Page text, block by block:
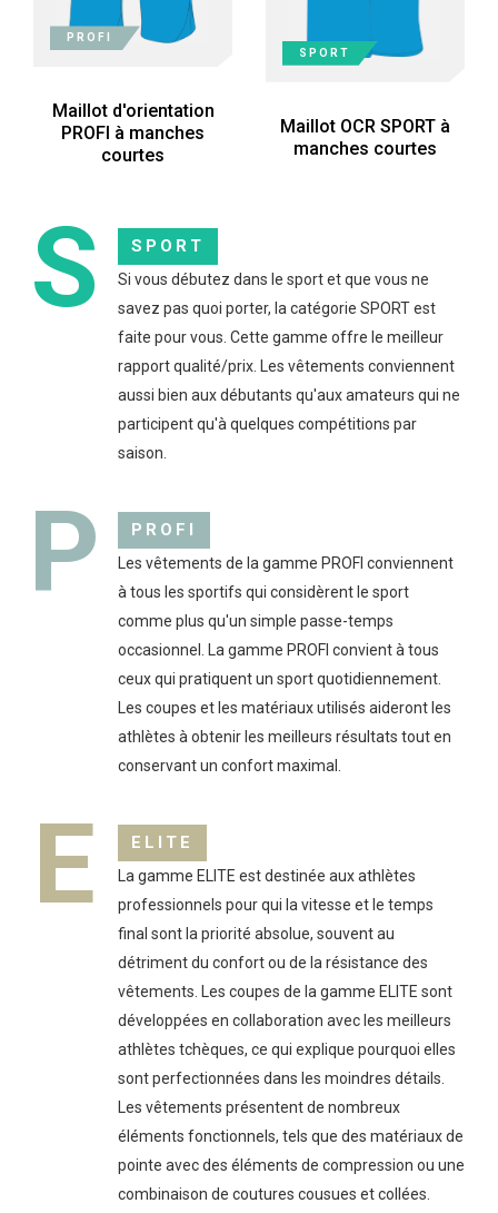
PROFI
Maillot d'orientation
PROFI à manches
courtes
SPORT
Maillot OCR SPORT à
manches courtes
S SPORT
Si vous débutez dans le sport et que vous ne
savez pas quoi porter, la catégorie SPORT est
faite pour vous. Cette gamme offre le meilleur
rapport qualité/prix. Les vêtements conviennent
aussi bien aux débutants qu'aux amateurs qui ne
participent qu'à quelques compétitions par
saison.
P PROFI
Les vêtements de la gamme PROFI conviennent
à tous les sportifs qui considèrent le sport
comme plus qu'un simple passe-temps
occasionnel. La gamme PROFI convient à tous
ceux qui pratiquent un sport quotidiennement.
Les coupes et les matériaux utilisés aideront les
athlètes à obtenir les meilleurs résultats tout en
conservant un confort maximal.
E ELITE
La gamme ELITE est destinée aux athlètes
professionnels pour qui la vitesse et le temps
final sont la priorité absolue, souvent au
détriment du confort ou de la résistance des
vêtements. Les coupes de la gamme ELITE sont
développées en collaboration avec les meilleurs
athlètes tchèques, ce qui explique pourquoi elles
sont perfectionnées dans les moindres détails.
Les vêtements présentent de nombreux
éléments fonctionnels, tels que des matériaux de
pointe avec des éléments de compression ou une
combinaison de coutures cousues et collées.